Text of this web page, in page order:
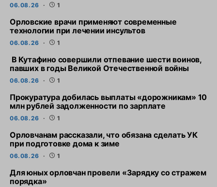
06.08.26 1
Орловские врачи применяют современные
технологии при лечении инсультов
06.08.26 1
В Кутафино совершили отпевание шести воинов,
павших в годы Великой Отечественной войны
06.08.26 1
Прокуратура добилась выплаты «дорожникам» 10
млн рублей задолженности по зарплате
06.08.26 1
Орловчанам рассказали, что обязана сделать УК
при подготовке дома к зиме
06.08.26 1
Для юных орловчан провели «Зарядку со стражем
порядка»